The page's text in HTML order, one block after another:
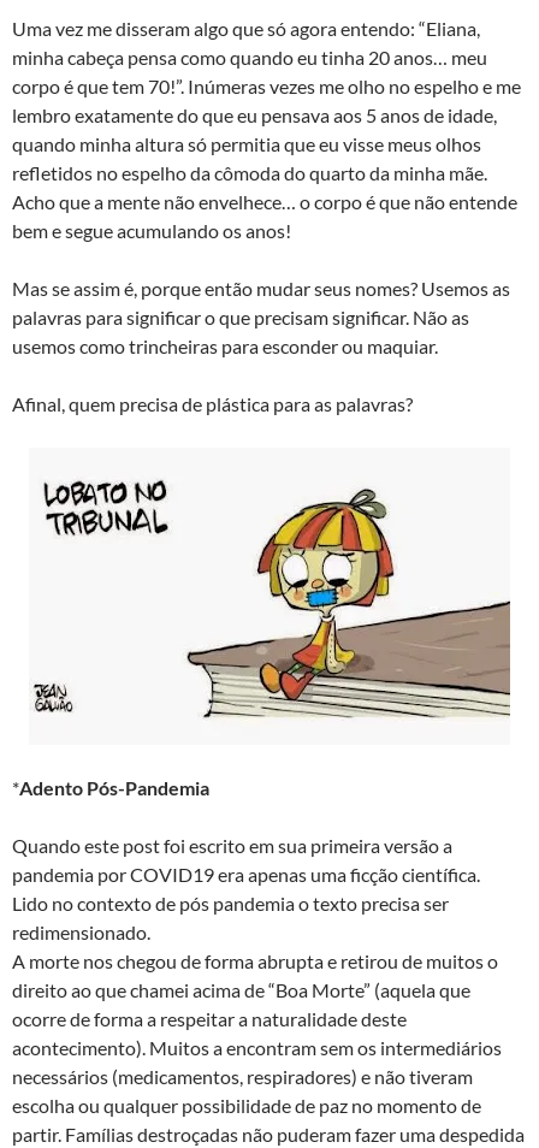
Uma vez me disseram algo que só agora entendo: “Eliana,
minha cabeça pensa como quando eu tinha 20 anos… meu
corpo é que tem 70!”. Inúmeras vezes me olho no espelho e me
lembro exatamente do que eu pensava aos 5 anos de idade,
quando minha altura só permitia que eu visse meus olhos
refletidos no espelho da cômoda do quarto da minha mãe.
Acho que a mente não envelhece… o corpo é que não entende
bem e segue acumulando os anos!
Mas se assim é, porque então mudar seus nomes? Usemos as
palavras para significar o que precisam significar. Não as
usemos como trincheiras para esconder ou maquiar.
Afinal, quem precisa de plástica para as palavras?
*Adento Pós-Pandemia
Quando este post foi escrito em sua primeira versão a
pandemia por COVID19 era apenas uma ficção científica.
Lido no contexto de pós pandemia o texto precisa ser
redimensionado.
A morte nos chegou de forma abrupta e retirou de muitos o
direito ao que chamei acima de “Boa Morte” (aquela que
ocorre de forma a respeitar a naturalidade deste
acontecimento). Muitos a encontram sem os intermediários
necessários (medicamentos, respiradores) e não tiveram
escolha ou qualquer possibilidade de paz no momento de
partir. Famílias destroçadas não puderam fazer uma despedida